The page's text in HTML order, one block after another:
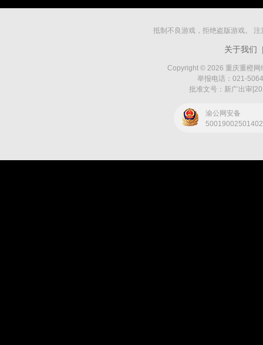
抵制不良游戏，拒绝盗版游戏。
关于我们
Copyright © 2026 重庆重橙
举报电话：021-
批准文号：新广出审
渝公网安备